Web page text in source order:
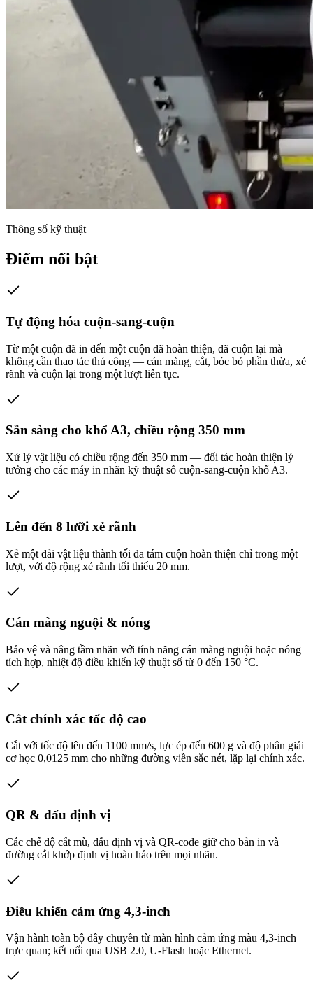
Thông số kỹ thuật
Điểm nổi bật
Tự động hóa cuộn-sang-cuộn
Từ một cuộn đã in đến một cuộn đã hoàn thiện, đã cuộn lại mà
không cần thao tác thủ công — cán màng, cắt, bóc bỏ phần thừa, xẻ
rãnh và cuộn lại trong một lượt liên tục.
Sẵn sàng cho khổ A3, chiều rộng 350 mm
Xử lý vật liệu có chiều rộng đến 350 mm — đối tác hoàn thiện lý
tưởng cho các máy in nhãn kỹ thuật số cuộn-sang-cuộn khổ A3.
Lên đến 8 lưỡi xẻ rãnh
Xẻ một dải vật liệu thành tối đa tám cuộn hoàn thiện chỉ trong một
lượt, với độ rộng xẻ rãnh tối thiểu 20 mm.
Cán màng nguội & nóng
Bảo vệ và nâng tầm nhãn với tính năng cán màng nguội hoặc nóng
tích hợp, nhiệt độ điều khiển kỹ thuật số từ 0 đến 150 °C.
Cắt chính xác tốc độ cao
Cắt với tốc độ lên đến 1100 mm/s, lực ép đến 600 g và độ phân giải
cơ học 0,0125 mm cho những đường viền sắc nét, lặp lại chính xác.
QR & dấu định vị
Các chế độ cắt mù, dấu định vị và QR-code giữ cho bản in và
đường cắt khớp định vị hoàn hảo trên mọi nhãn.
Điều khiển cảm ứng 4,3-inch
Vận hành toàn bộ dây chuyền từ màn hình cảm ứng màu 4,3-inch
trực quan; kết nối qua USB 2.0, U-Flash hoặc Ethernet.